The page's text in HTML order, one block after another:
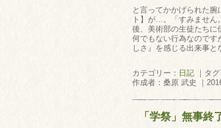
と言ってかかげられた
ト】が…。「すみません
後、美術部の生徒たちに
何でもない行為なのです
しさ』を感じる出来事と
カテゴリー： 日記 ｜タグ
作成者：桑原 武史 ｜
「学祭」無事終